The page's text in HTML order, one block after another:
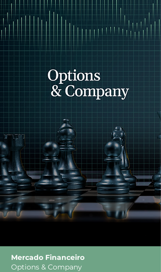
Mercado Financeiro
Options & Company